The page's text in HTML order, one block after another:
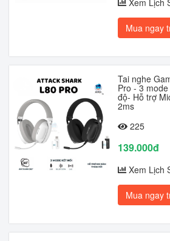
Xem Lịch
Mua ngay
Tai nghe
Pro - 3
độ- Hỗ trợ
2ms
225
139.000đ
Xem Lịch
Mua ngay